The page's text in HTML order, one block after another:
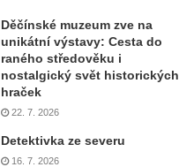
Děčínské muzeum zve na
unikátní výstavy: Cesta do
raného středověku i
nostalgický svět historických
hraček
22. 7. 2026
Detektivka ze severu
16. 7. 2026